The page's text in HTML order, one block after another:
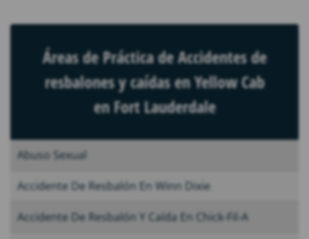
Áreas de Práctica de Accidentes de
resbalones y caídas en Yellow Cab
en Fort Lauderdale
Abuso Sexual
Accidente De Resbalón En Winn Dixie
Accidente De Resbalón Y Caída En Chick-Fil-A